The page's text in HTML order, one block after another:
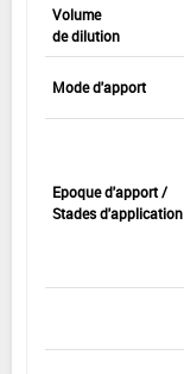
Volume
de dilution
Mode d'apport
Epoque d'apport /
Stades d'application